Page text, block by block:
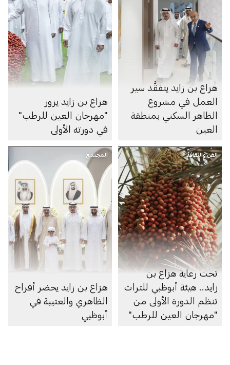
هزاع بن زايد يتفقَّد سير
العمل في مشروع
الظاهر السكني بمنطقة
العين
هزاع بن زايد يزور
"مهرجان العين للرطب"
في دورته الأولى
الفن والثقافة
تحت رعاية هزاع بن
زايد.. هيئة أبوظبي للتراث
تنظم الدورة الأولى من
"مهرجان العين للرطب"
المجتمع
هزاع بن زايد يحضر أفراح
الظاهري والعتيبة في
أبوظبي